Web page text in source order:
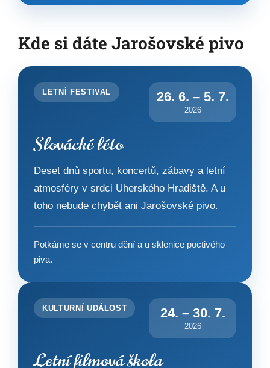
Kde si dáte Jarošovské pivo
LETNÍ FESTIVAL 26. 6. – 5. 7.
2026
Slovácké léto
Deset dnů sportu, koncertů, zábavy a letní
atmosféry v srdci Uherského Hradiště. A u
toho nebude chybět ani Jarošovské pivo.
Potkáme se v centru dění a u sklenice poctivého
piva.
KULTURNÍ UDÁLOST 24. – 30. 7.
2026
Letní filmová škola